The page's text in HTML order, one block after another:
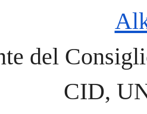
del
CID,